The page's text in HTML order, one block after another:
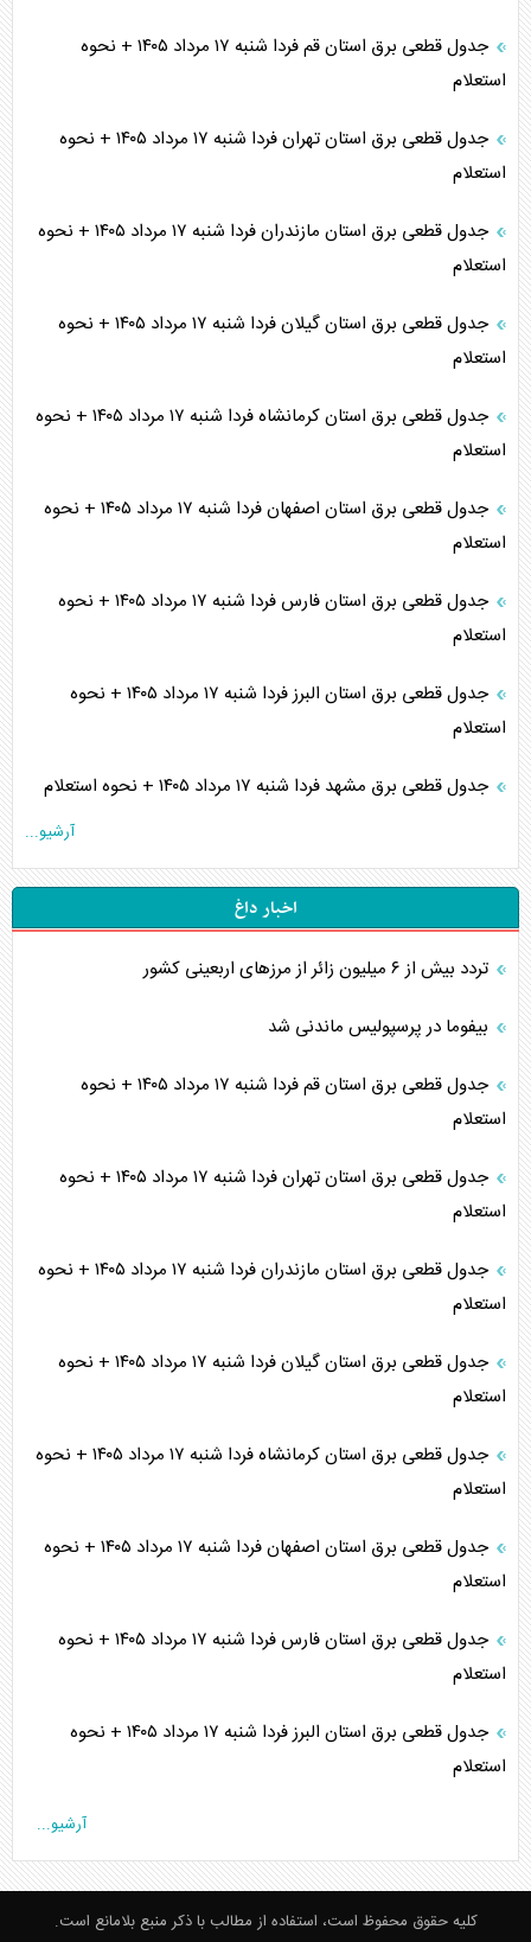
جدول قطعی برق استان قم فردا شنبه ۱۷ مرداد ۱۴۰۵ + نحوه
استعلام
جدول قطعی برق استان تهران فردا شنبه ۱۷ مرداد ۱۴۰۵ + نحوه
استعلام
جدول قطعی برق استان مازندران فردا شنبه ۱۷ مرداد ۱۴۰۵ + نحوه
استعلام
جدول قطعی برق استان گیلان فردا شنبه ۱۷ مرداد ۱۴۰۵ + نحوه
استعلام
جدول قطعی برق استان کرمانشاه فردا شنبه ۱۷ مرداد ۱۴۰۵ + نحوه
استعلام
جدول قطعی برق استان اصفهان فردا شنبه ۱۷ مرداد ۱۴۰۵ + نحوه
استعلام
جدول قطعی برق استان فارس فردا شنبه ۱۷ مرداد ۱۴۰۵ + نحوه
استعلام
جدول قطعی برق استان البرز فردا شنبه ۱۷ مرداد ۱۴۰۵ + نحوه
استعلام
جدول قطعی برق مشهد فردا شنبه ۱۷ مرداد ۱۴۰۵ + نحوه استعلام
آرشیو...
اخبار داغ
تردد بیش از ۶ میلیون زائر از مرزهای اربعینی کشور
بیفوما در پرسپولیس ماندنی شد
جدول قطعی برق استان قم فردا شنبه ۱۷ مرداد ۱۴۰۵ + نحوه
استعلام
جدول قطعی برق استان تهران فردا شنبه ۱۷ مرداد ۱۴۰۵ + نحوه
استعلام
جدول قطعی برق استان مازندران فردا شنبه ۱۷ مرداد ۱۴۰۵ + نحوه
استعلام
جدول قطعی برق استان گیلان فردا شنبه ۱۷ مرداد ۱۴۰۵ + نحوه
استعلام
جدول قطعی برق استان کرمانشاه فردا شنبه ۱۷ مرداد ۱۴۰۵ + نحوه
استعلام
جدول قطعی برق استان اصفهان فردا شنبه ۱۷ مرداد ۱۴۰۵ + نحوه
استعلام
جدول قطعی برق استان فارس فردا شنبه ۱۷ مرداد ۱۴۰۵ + نحوه
استعلام
جدول قطعی برق استان البرز فردا شنبه ۱۷ مرداد ۱۴۰۵ + نحوه
استعلام
آرشیو...
کلیه حقوق محفوظ است، استفاده از مطالب با ذکر منبع بلامانع است.